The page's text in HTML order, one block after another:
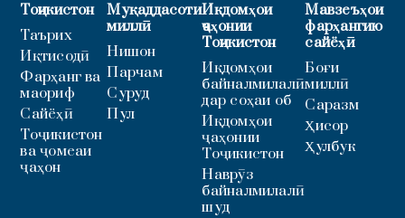
Тоҷикистон
Таърих
Иқтисодӣ
Фарҳанг ва
маориф
Сайёҳӣ
Тоҷикистон
ва ҷомеаи
ҷаҳон
Муқаддасоти
миллӣ
Нишон
Парчам
Суруд
Пул
Иқдомҳои
ҷаҳонии
Тоҷикистон
Иқдомҳои
байналмилалӣ
дар соҳаи об
Иқдомҳои
ҷаҳонии
Тоҷикистон
Наврӯз
байналмилалӣ
шуд
Мавзеъҳои
фарҳангию
сайёҳӣ
Боғи
миллӣ
Саразм
Ҳисор
Ҳулбук